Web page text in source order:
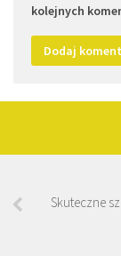
kolejnych
Skuteczne